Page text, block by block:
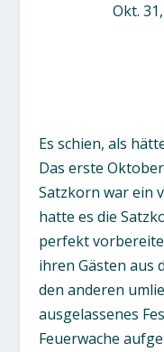
Okt.
Es schien, als
Das erste
Satzkorn war ein
hatte es die
perfekt
ihren Gästen aus
den anderen
ausgelassenes
Feuerwache